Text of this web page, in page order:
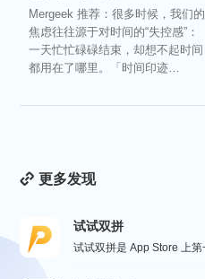
Mergeek 推荐：很多时候，我们的
焦虑往往源于对时间的“失控感”：
一天忙忙碌碌结束，却想不起时间
都用在了哪里。「时间印迹
更多发现
试试双拼